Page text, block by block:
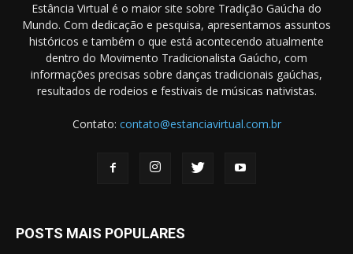
Estância Virtual é o maior site sobre Tradição Gaúcha do
Mundo. Com dedicação e pesquisa, apresentamos assuntos
históricos e também o que está acontecendo atualmente
dentro do Movimento Tradicionalista Gaúcho, com
informações precisas sobre danças tradicionais gaúchas,
resultados de rodeios e festivais de músicas nativistas.
Contato: contato@estanciavirtual.com.br
POSTS MAIS POPULARES